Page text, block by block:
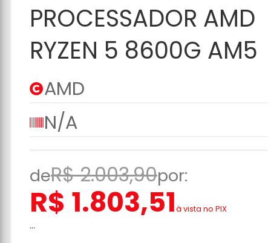
Adicionar ao
Carrinho
PROCESSADOR AMD
RYZEN 5 8600G AM5
AMD
N/A
deR$ 2.003,90por:
R$ 1.803,51à vista no PIX
...